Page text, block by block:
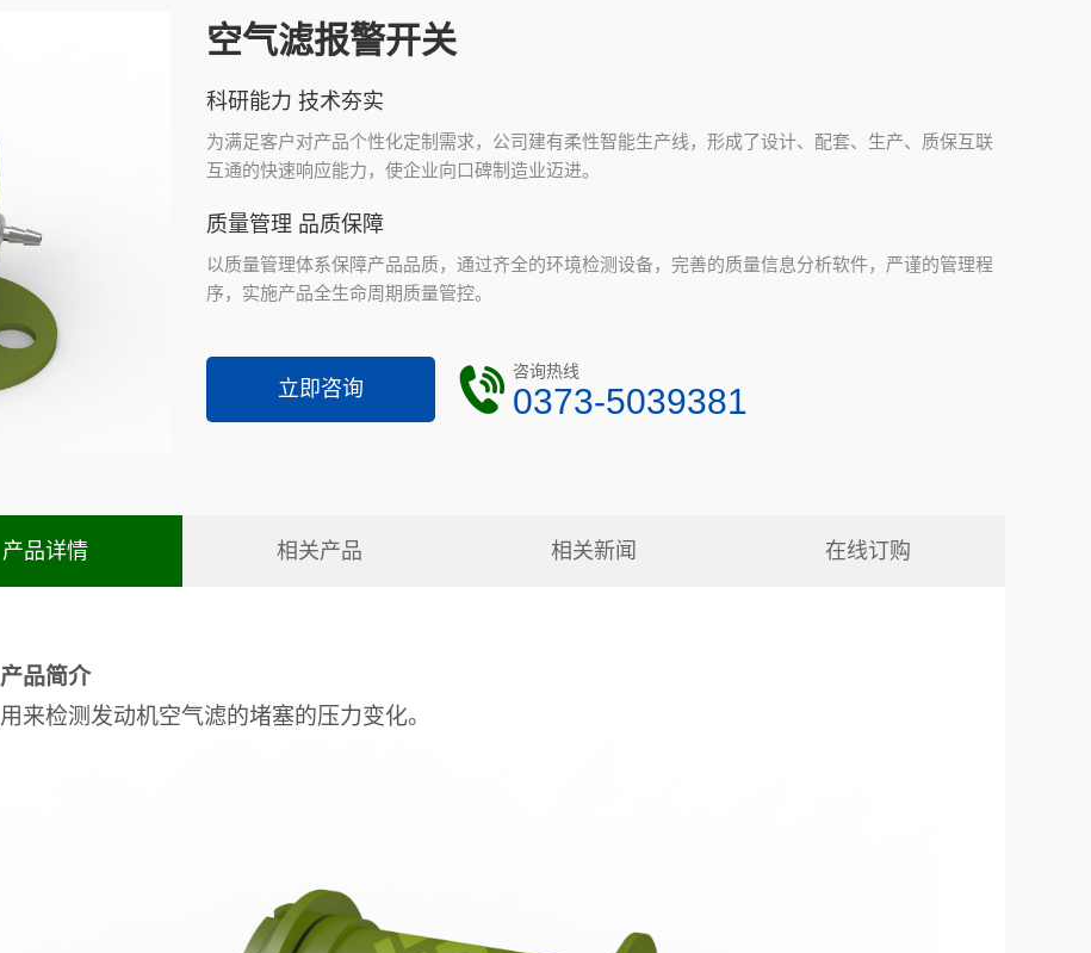
空气滤报警开关
科研能力 技术夯实
为满足客户对产品个性化定制需求，公司建有柔性智能生产线，形成了设计、配套、生产、质保互联
互通的快速响应能力，使企业向口碑制造业迈进。
质量管理 品质保障
以质量管理体系保障产品品质，通过齐全的环境检测设备，完善的质量信息分析软件，严谨的管理程
序，实施产品全生命周期质量管控。
立即咨询
咨询热线
0373-5039381
产品详情 相关产品 相关新闻 在线订购
产品简介
用来检测发动机空气滤的堵塞的压力变化。